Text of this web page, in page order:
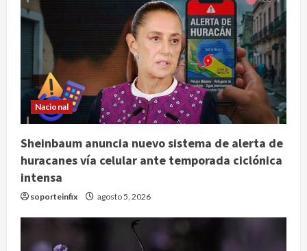
Nacional
Sheinbaum anuncia nuevo sistema de alerta de
huracanes vía celular ante temporada ciclónica
intensa
soporteinfix agosto 5, 2026